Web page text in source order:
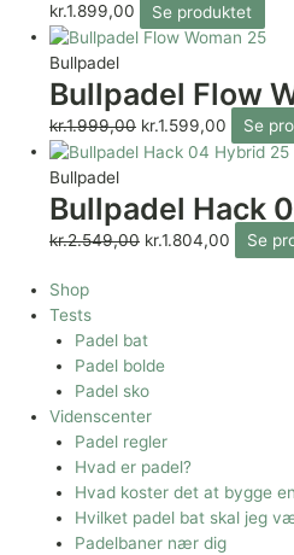
kr.1.899,00 Se produktet
Bullpadel
Bullpadel Flow
kr.1.999,00 kr.1.599,00 Se
Bullpadel
Bullpadel Hack
kr.2.549,00 kr.1.804,00 Se
Shop
Tests
Padel bat
Padel bolde
Padel sko
Videnscenter
Padel regler
Hvad er padel?
Hvad koster det at bygge
Hvilket padel bat skal jeg
Padelbaner nær dig